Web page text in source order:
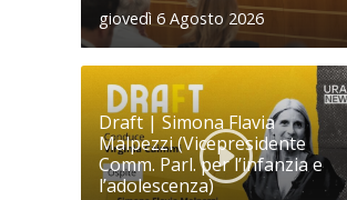
giovedì 6 Agosto 2026
Draft | Simona Flavia
Malpezzi (Vicepresidente
Comm. Parl. per l’infanzia e
l’adolescenza)